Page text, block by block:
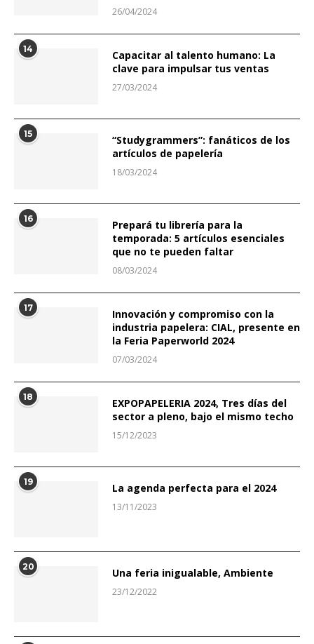
26/04/2024
14
Capacitar al talento humano: La
clave para impulsar tus ventas
27/03/2024
15
“Studygrammers”: fanáticos de los
artículos de papelería
18/03/2024
16
Prepará tu librería para la
temporada: 5 artículos esenciales
que no te pueden faltar
08/03/2024
17
Innovación y compromiso con la
industria papelera: CIAL, presente en
la Feria Paperworld 2024
07/03/2024
18
EXPOPAPELERIA 2024, Tres días del
sector a pleno, bajo el mismo techo
15/12/2023
19 La agenda perfecta para el 2024
13/11/2023
20 Una feria inigualable, Ambiente
23/12/2022